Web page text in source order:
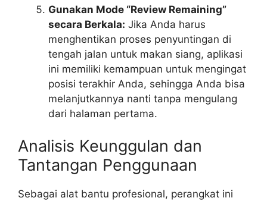
Gunakan Mode “Review Remaining”
secara Berkala: Jika Anda harus
menghentikan proses penyuntingan di
tengah jalan untuk makan siang, aplikasi
ini memiliki kemampuan untuk mengingat
posisi terakhir Anda, sehingga Anda bisa
melanjutkannya nanti tanpa mengulang
dari halaman pertama.
Analisis Keunggulan dan
Tantangan Penggunaan
Sebagai alat bantu profesional, perangkat ini